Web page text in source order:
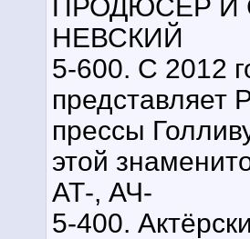
ПРОДЮСЕР
НЕВСКИЙ
5-600. С 2012
представляет
прессы
этой
АТ-, АЧ-
5-400.